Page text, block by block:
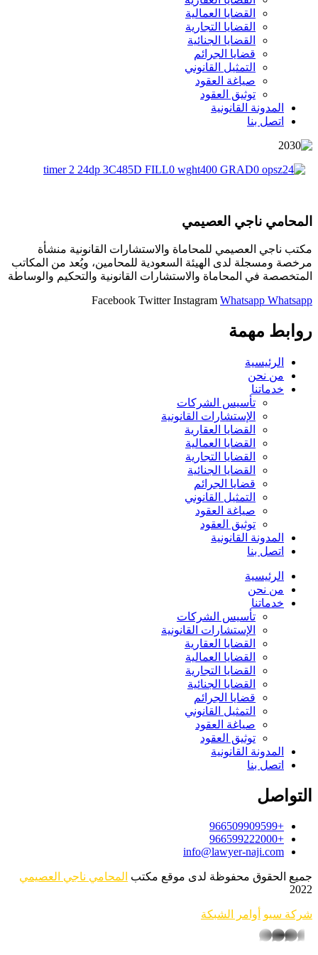
القضايا العمالية
القضايا التجارية
القضايا الجنائية
قضايا الجرائم
التمثيل القانوني
صياغة العقود
توثيق العقود
المدونة القانونية
اتصل بنا
ناجي العصيمي
ناجي العصيمي للمحاماة والاستشارات القانونية منشأة
ومسجلة لدى الهيئة السعودية للمحامين، ويُعد من المكاتب
في المحاماة والاستشارات القانونية والتحكيم والوساطة
Facebook Twitter Instagram Whatsapp
مهمة
الرئيسية
من نحن
خدماتنا
تأسيس الشركات
الإستشارات القانونية
القضايا العقارية
القضايا العمالية
القضايا التجارية
القضايا الجنائية
قضايا الجرائم
التمثيل القانوني
صياغة العقود
توثيق العقود
المدونة القانونية
اتصل بنا
الرئيسية
من نحن
خدماتنا
تأسيس الشركات
الإستشارات القانونية
القضايا العقارية
القضايا العمالية
القضايا التجارية
القضايا الجنائية
قضايا الجرائم
التمثيل القانوني
صياغة العقود
توثيق العقود
المدونة القانونية
اتصل بنا
+966509909599
+966599222000
info@lawyer-naji.com
الحقوق محفوظة لدى موقع مكتبالمحامي ناجي العصيمي
سيو أوامر الشبكة
whatsapp